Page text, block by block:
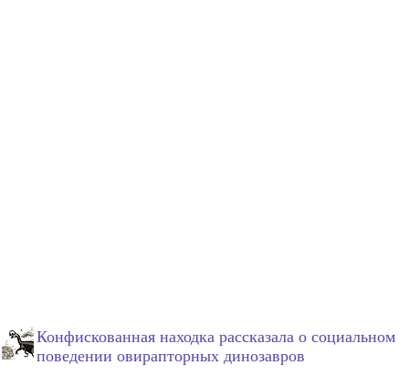
Конфискованная находка рассказала о социальном
поведении овирапторных динозавров